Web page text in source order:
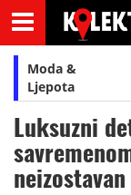
Moda &
Ljepota
Luksuzni